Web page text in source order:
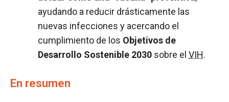
ayudando a reducir drásticamente las
nuevas infecciones y acercando el
cumplimiento de los Objetivos de
Desarrollo Sostenible 2030 sobre el VIH.
En resumen